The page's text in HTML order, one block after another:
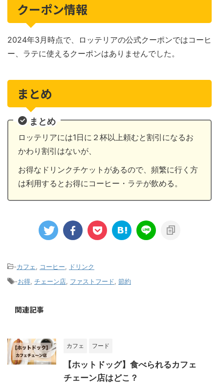
クーポン情報
2024年3月時点で、ロッテリアの公式クーポンではコーヒ
ー、ラテに使えるクーポンはありませんでした。
まとめ
まとめ
ロッテリアには1日に２杯以上頼むと割引になるお
かわり割引はないが、
お得なドリンクチケットがあるので、頻繁に行く方
は利用するとお得にコーヒー・ラテが飲める。
-カフェ コーヒー
ドリンク
-お得 チェーン店 ファストフード 節約
関連記事
カフェ フード
【ホットドッグ】食べられるカフェ
チェーン店はどこ？